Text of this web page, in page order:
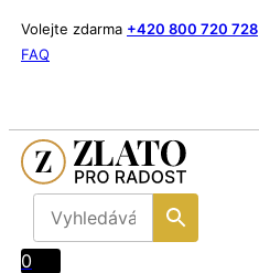
Volejte zdarma +420 800 720 728
FAQ
0